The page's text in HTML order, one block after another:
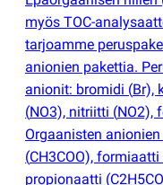
myös TOC-
tarjoamme
anionien pakettia.
anionit: bromidi (Br),
(NO3), nitriitti (NO2),
Orgaanisten
(CH3COO), formiaatti
propionaatti (